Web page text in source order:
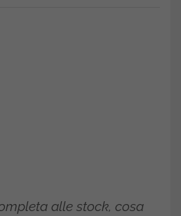
alle stock, cosa